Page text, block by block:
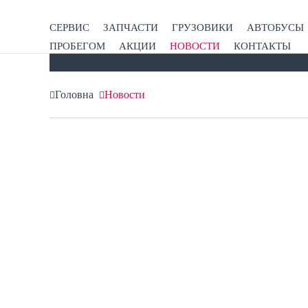
СЕРВИС ЗАПЧАСТИ ГРУЗОВИКИ АВТОБУСЫ
ПРОБЕГОМ
АКЦИИ НОВОСТИ КОНТАКТЫ
Новости компании
Головна Новости